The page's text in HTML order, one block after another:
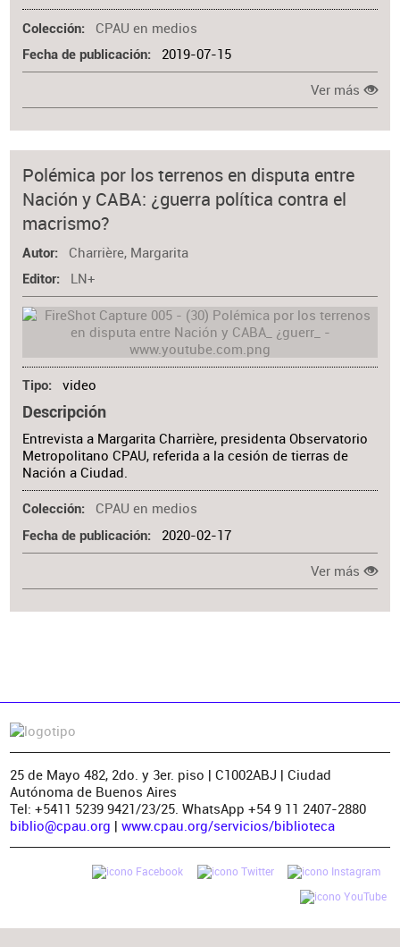
Colección CPAU en medios
Fecha de publicación 2019-07-15
Ver más
Polémica por los terrenos en disputa entre
Nación y CABA: ¿guerra política contra el
macrismo?
Autor Charrière, Margarita
Editor LN+
Tipo video
Descripción
Entrevista a Margarita Charrière, presidenta Observatorio
Metropolitano CPAU, referida a la cesión de tierras de
Nación a Ciudad.
Colección CPAU en medios
Fecha de publicación 2020-02-17
Ver más
25 de Mayo 482, 2do. y 3er. piso | C1002ABJ | Ciudad
Autónoma de Buenos Aires
Tel: +5411 5239 9421/23/25. WhatsApp +54 9 11 2407-2880
biblio@cpau.org | www.cpau.org/servicios/biblioteca